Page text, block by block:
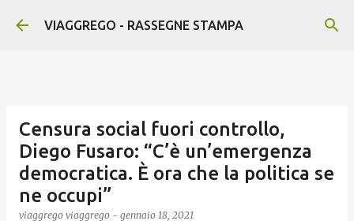
Passa ai contenuti principali
VIAGGREGO - RASSEGNE STAMPA
Censura social fuori controllo,
Diego Fusaro: “C’è un’emergenza
democratica. È ora che la politica se
ne occupi”
viaggrego viaggrego - gennaio 18, 2021